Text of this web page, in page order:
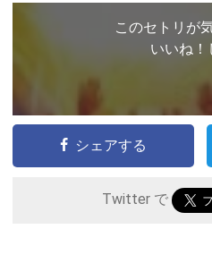
このセトリが
いいね！
シェアする
Twitter で